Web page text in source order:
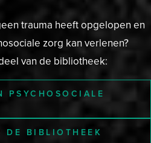
trauma heeft opgelopen en
zorg kan verlenen?
van de bibliotheek:
PSYCHOSOCIALE
DE BIBLIOTHEEK